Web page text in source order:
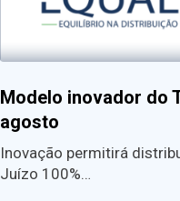
Modelo inovador do
agosto
Inovação permitirá
Juízo 100%…